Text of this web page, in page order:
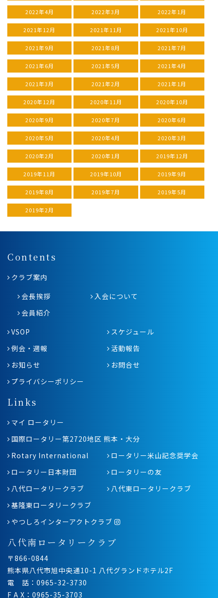
2022年4月 2022年3月 2022年1月
2021年12月 2021年11月 2021年10月
2021年9月 2021年8月 2021年7月
2021年6月 2021年5月 2021年4月
2021年3月 2021年2月 2021年1月
2020年12月 2020年11月 2020年10月
2020年9月 2020年7月 2020年6月
2020年5月 2020年4月 2020年3月
2020年2月 2020年1月 2019年12月
2019年11月 2019年10月 2019年9月
2019年8月 2019年7月 2019年5月
2019年2月
Contents
クラブ案内
会長挨拶
入会について
会員紹介
VSOP
スケジュール
例会・週報
活動報告
お知らせ
お問合せ
プライバシーポリシー
Links
マイ ロータリー
国際ロータリー第2720地区 熊本・大分
Rotary International
ロータリー米山記念奨学会
ロータリー日本財団
ロータリーの友
八代ロータリークラブ
八代東ロータリークラブ
基隆東ロータリークラブ
やつしろインターアクトクラブ
八代南ロータリークラブ
〒866-0844
熊本県八代市旭中央通10-1 八代グランドホテル2F
電 話：0965-32-3730
F A X：0965-35-3703